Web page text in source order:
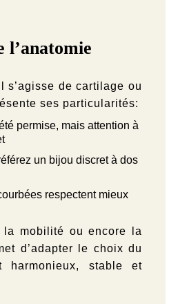
l’anatomie
s’agisse de cartilage ou
ses particularités:
permise, mais attention à
un bijou discret à dos
respectent mieux
la mobilité ou encore la
d’adapter le choix du
stable et